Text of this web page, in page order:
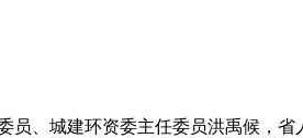
、城建环资委主任委员洪禹候，